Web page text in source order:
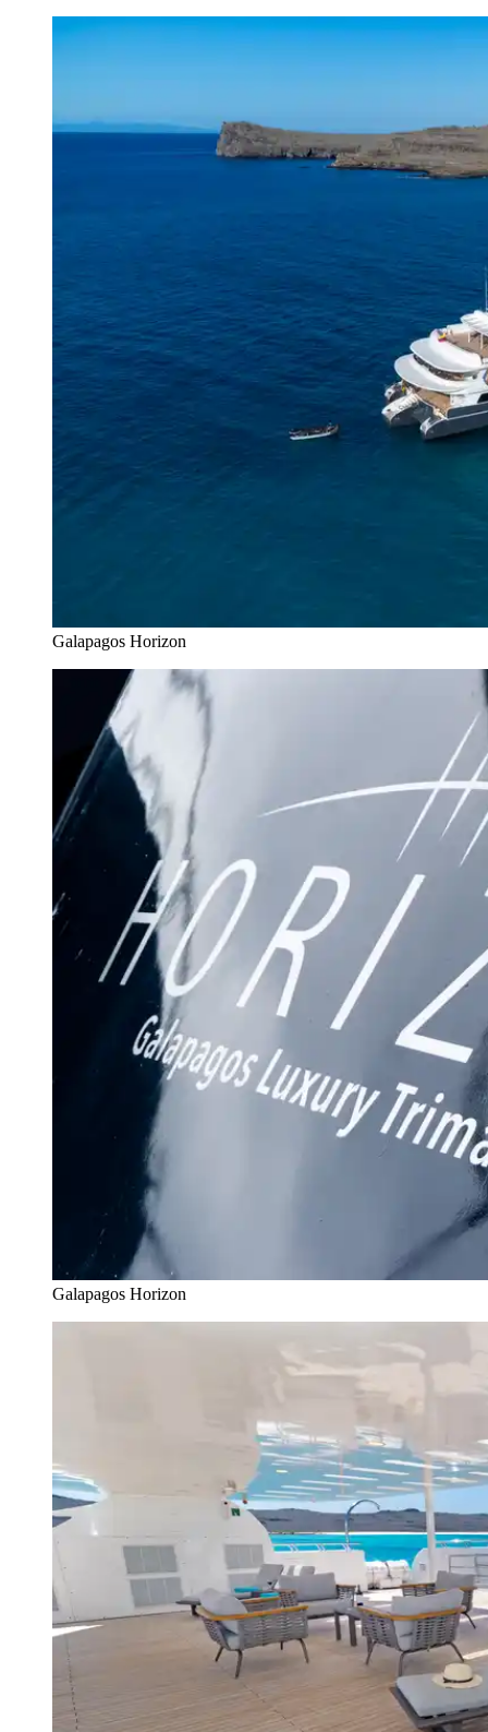
Galapagos Horizon
Galapagos Horizon